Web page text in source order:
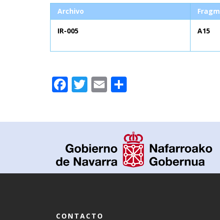
Archivo
IR-005 A15
Facebook
Twitter
Email
CONTACTO